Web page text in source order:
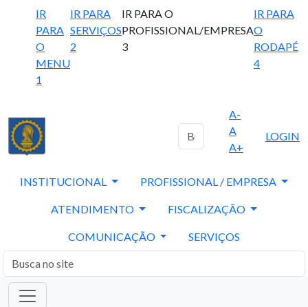
IR
PARA
O
MENU
1
IR PARA
SERVIÇOS
2
IR PARA O
PROFISSIONAL/EMPRESA
3
IR PARA
O
RODAPÉ
4
A-
A
A+
LOGIN
INSTITUCIONAL PROFISSIONAL / EMPRESA
ATENDIMENTO FISCALIZAÇÃO
COMUNICAÇÃO SERVIÇOS